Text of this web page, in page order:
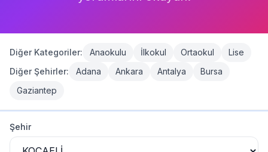
Diğer Kategoriler: Anaokulu İlkokul Ortaokul
Lise
Diğer Şehirler:
Adana Ankara Antalya
Bursa
Gaziantep
Kocaeli
GEBZE TEKNİK ÜNİVERSİTESİ
Şehir